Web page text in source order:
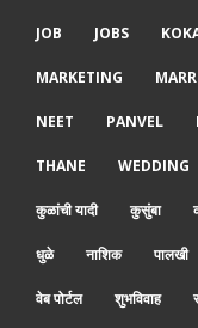
JOB JOBS
MARKETING
NEET PANVEL
THANE WEDDING
कुळांची यादी कुसुंबा
धुळे नाशिक पालखी
वेब पोर्टल शुभविवाह